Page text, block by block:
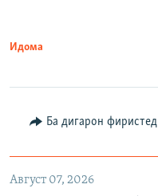
Идома
Ба дигарон фиристед
Август 07, 2026